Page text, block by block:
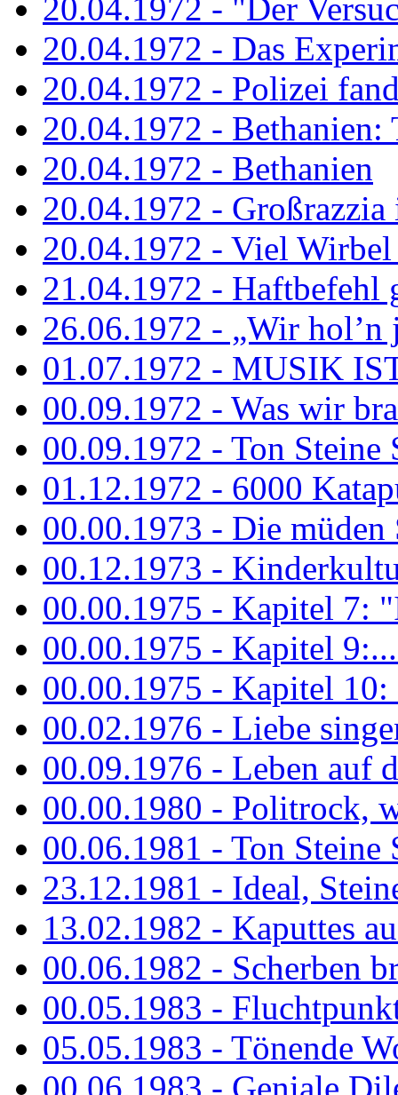
20.04.1972 - "Der
20.04.1972 - Das
20.04.1972 - Polizei
20.04.1972 - Bethanien:
20.04.1972 - Bethanien
20.04.1972 - Großrazzia
20.04.1972 - Viel
21.04.1972 - Haftbefehl
26.06.1972 - „Wir hol’n
01.07.1972 - MUSIK
00.09.1972 - Was wir
00.09.1972 - Ton Steine
01.12.1972 - 6000
00.00.1973 - Die müden
00.12.1973 -
00.00.1975 - Kapitel 7:
00.00.1975 - Kapitel
00.00.1975 - Kapitel
00.02.1976 - Liebe
00.09.1976 - Leben auf
00.00.1980 - Politrock,
00.06.1981 - Ton Steine
23.12.1981 - Ideal,
13.02.1982 - Kaputtes
00.06.1982 - Scherben
00.05.1983 -
05.05.1983 - Tönende
00.06.1983 - Geniale